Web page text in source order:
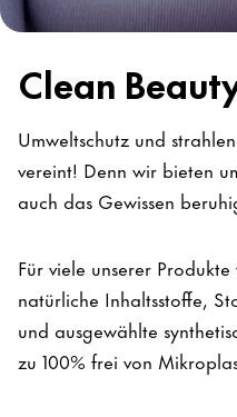
Clean
Umweltschutz und
vereint! Denn wir bieten
auch das Gewissen
Für viele unserer
natürliche Inhaltsstoffe,
und ausgewählte
zu 100% frei von